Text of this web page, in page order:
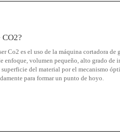
CO2?
Co2 es el uso de la máquina cortadora
enfoque, volumen pequeño, alto grado
del material por el mecanismo
para formar un punto de hoyo.